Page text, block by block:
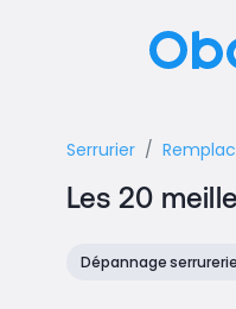
Serrurier
Les 20
Dépannage serrurerie